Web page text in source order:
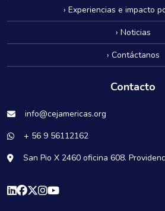
› Experiencias e impacto
› Noticias
› Contáctanos
Contacto
info@cejamericas.org
+ 56 9 56112162
San Pio X 2460 oficina 608.